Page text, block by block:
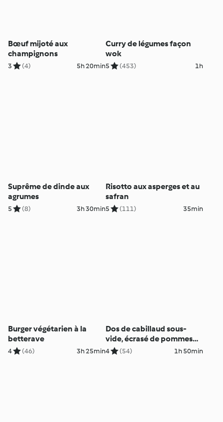
Bœuf mijoté aux
champignons
3 (4) 5h 20min
Curry de légumes façon
wok
5 (453) 1h
Suprême de dinde aux
agrumes
5 (8) 3h 30min
Risotto aux asperges et au
safran
5 (111) 35min
Burger végétarien à la
betterave
4 (46) 3h 25min
Dos de cabillaud sous-
vide, écrasé de pommes
de terre
4 (54) 1h 50min